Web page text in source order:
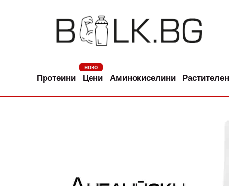
Протеини Цени
ново
Аминокиселини Растителен